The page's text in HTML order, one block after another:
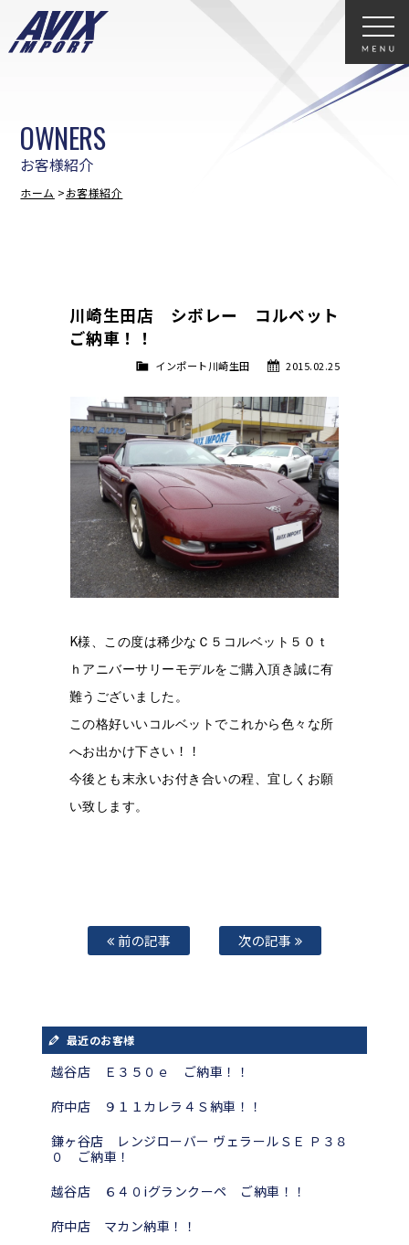
お客様紹介
OWNERS
ホーム お客様紹介
川崎生田店 シボレー コルベット
ご納車！！
2015.02.25
インポート川崎生田
K様、この度は稀少なＣ５コルベット ５０ｔ
ｈアニバーサリーモデルをご購入頂き誠に有
難うございました。
この格好いいコルベットでこれから色々な所
へお出かけ下さい ！！
今後とも末永いお付き合いの程、宜しくお願
い致します。
前の記事 次の記事
最近のお客様
越谷店 Ｅ３５０ｅ ご納車！！
府中店 ９１１カレラ４Ｓ納車！！
鎌ヶ谷店 レンジローバー ヴェラールＳＥ Ｐ３８
０ ご納車！
越谷店 ６４０iグランクーペ ご納車！！
府中店 マカン納車！！